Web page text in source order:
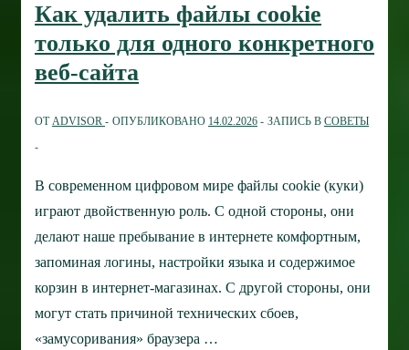
играх:
руководство
по
Как удалить файлы cookie
только для одного конкретного
веб-сайта
ОТ ADVISOR ОПУБЛИКОВАНО 14.02.2026 ЗАПИСЬ В СОВЕТЫ
В современном цифровом мире файлы cookie (куки)
играют двойственную роль. С одной стороны, они
делают наше пребывание в интернете комфортным,
запоминая логины, настройки языка и содержимое
корзин в интернет-магазинах. С другой стороны, они
могут стать причиной технических сбоев,
«замусоривания» браузера …